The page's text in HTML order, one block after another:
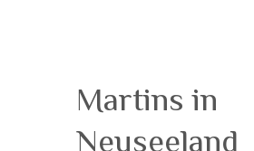
Martins in
Neuseeland